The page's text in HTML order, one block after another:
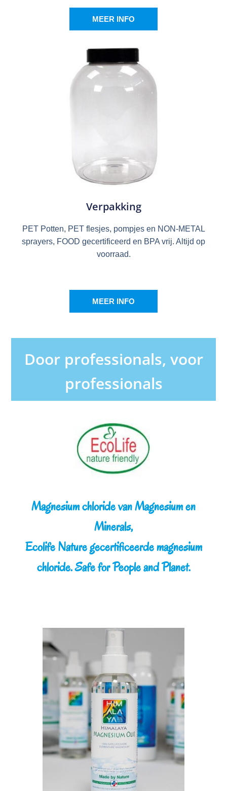
MEER INFO
Verpakking
PET Potten, PET flesjes, pompjes en NON-METAL
sprayers, FOOD gecertificeerd en BPA vrij. Altijd op
voorraad.
MEER INFO
Door professionals, voor
professionals
Magnesium chloride van Magnesium en
Minerals,
Ecolife Nature gecertificeerde magnesium
chloride. Safe for People and Planet.